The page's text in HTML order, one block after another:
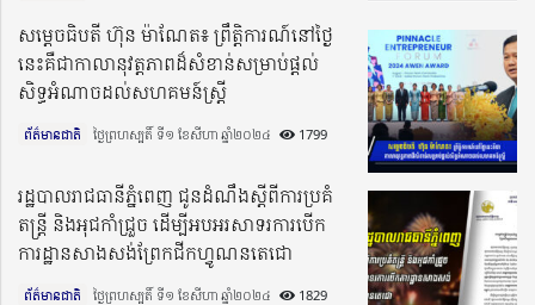
សម្តេចធិបតី ហ៊ុន ម៉ាណែត៖ ព្រឹត្តិការណ៍នៅថ្ងៃ
នេះគឺជាកាលានុវត្តភាពដ៏សំខាន់សម្រាប់ផ្តល់
សិទ្ធអំណាចដល់សហគមន៍ស្រ្តី
ព័ត៌មានជាតិ ថ្ងៃព្រហស្បតិ៍ ទី១ ខែសីហា ឆ្នាំ២០២៤​ 1799
រដ្ឋបាលរាជធានីភ្នំពេញ ជូនដំណឹងស្ដីពីការប្រគំ
តន្ត្រី និងអុជកាំជ្រួច ដើម្បីអបអរសាទរការបើក
ការដ្ឋានសាងសង់ព្រែកជីកហ្វូណនតេជោ
ព័ត៌មានជាតិ ថ្ងៃព្រហស្បតិ៍ ទី១ ខែសីហា ឆ្នាំ២០២៤​ 1829